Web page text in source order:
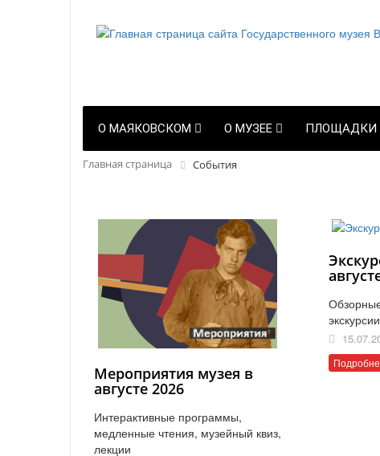
О МАЯКОВСКОМ О МУЗЕЕ ПЛОЩАДКИ
Главная страница События
Мероприятия музея в
августе 2026
Интерактивные программы,
медленные чтения, музейный квиз,
лекции